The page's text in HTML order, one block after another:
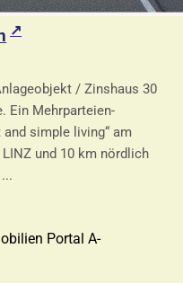
/ Zinshaus 30
Ein Mehrparteien-
simple living“ am
und 10 km nördlich
Portal A-